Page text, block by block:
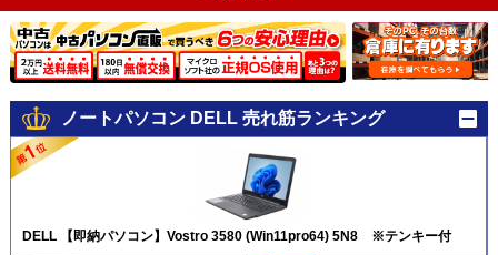
ノートパソコン DELL 売れ筋ランキング
DELL 【即納パソコン】Vostro 3580 (Win11pro64) 5N8 ※テンキー付